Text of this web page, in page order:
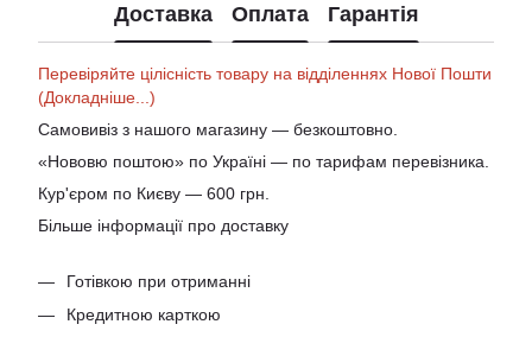
Доставка Оплата Гарантія
Перевіряйте цілісність товару на відділеннях Нової Пошти
(Докладніше...)
Самовивіз з нашого магазину — безкоштовно.
«Нововю поштою» по Україні — по тарифам перевізника.
Кур'єром по Києву — 600 грн.
Більше інформації про доставку
Готівкою при отриманні
Кредитною карткою